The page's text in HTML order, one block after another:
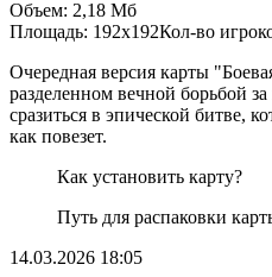
Объем: 2,18 Мб
Площадь: 192x192Кол-во
Очередная версия карты
разделенном вечной борьбой
сразиться в эпической битве,
как повезет.
Как установить карту?
Путь для распаковки
14.03.2026 18:05